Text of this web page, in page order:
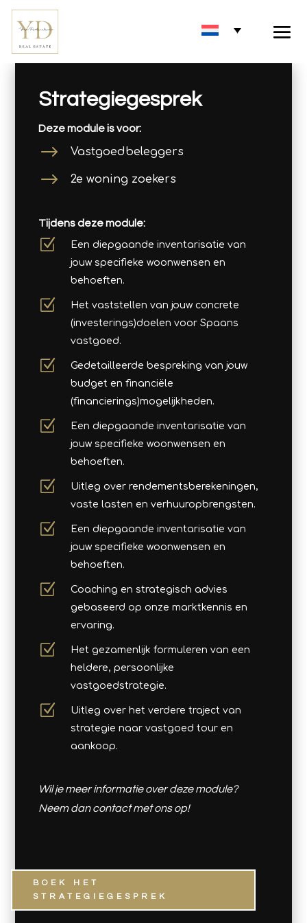
Strategiegesprek
Deze module is voor:
$ Vastgoedbeleggers
$ 2e woning zoekers
Tijdens deze module:
Z
Een diepgaande inventarisatie van
jouw specifieke woonwensen en
behoeften.
Z
Het vaststellen van jouw concrete
(investerings)doelen voor Spaans
vastgoed.
Z
Gedetailleerde bespreking van jouw
budget en financiële
(financierings)mogelijkheden.
Z
Een diepgaande inventarisatie van
jouw specifieke woonwensen en
behoeften.
Z
Uitleg over rendementsberekeningen,
vaste lasten en verhuuropbrengsten.
Z
Een diepgaande inventarisatie van
jouw specifieke woonwensen en
behoeften.
Z
Coaching en strategisch advies
gebaseerd op onze marktkennis en
ervaring.
Z
Het gezamenlijk formuleren van een
heldere, persoonlijke
vastgoedstrategie.
Z
Uitleg over het verdere traject van
strategie naar vastgoed tour en
aankoop.
Wil je meer informatie over deze module?
Neem dan contact met ons op!
BOEK HET
STRATEGIEGESPREK